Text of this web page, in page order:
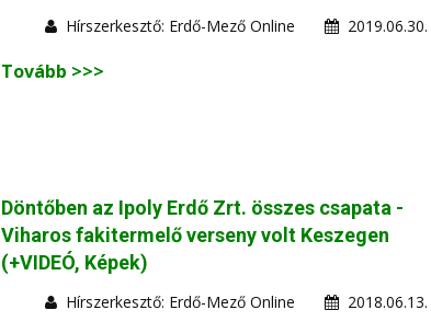
Hírszerkesztő: Erdő-Mező Online 2019.06.30.
Tovább >>>
Döntőben az Ipoly Erdő Zrt. összes csapata -
Viharos fakitermelő verseny volt Keszegen
(+VIDEÓ, Képek)
Hírszerkesztő: Erdő-Mező Online 2018.06.13.